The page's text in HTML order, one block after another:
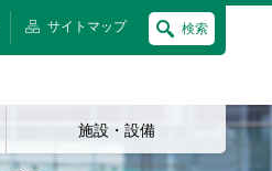
サイトマップ 検索
施設・設備